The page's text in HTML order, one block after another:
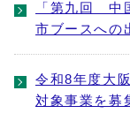
「第九回 中
市ブースへの
令和8年度大
対象事業を募